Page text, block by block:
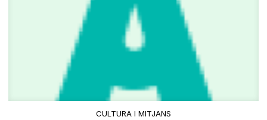
CULTURA I MITJANS